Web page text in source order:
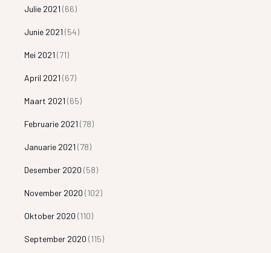
Julie 2021 (66)
Junie 2021 (54)
Mei 2021 (71)
April 2021 (67)
Maart 2021 (65)
Februarie 2021 (78)
Januarie 2021 (78)
Desember 2020 (58)
November 2020 (102)
Oktober 2020 (110)
September 2020 (115)